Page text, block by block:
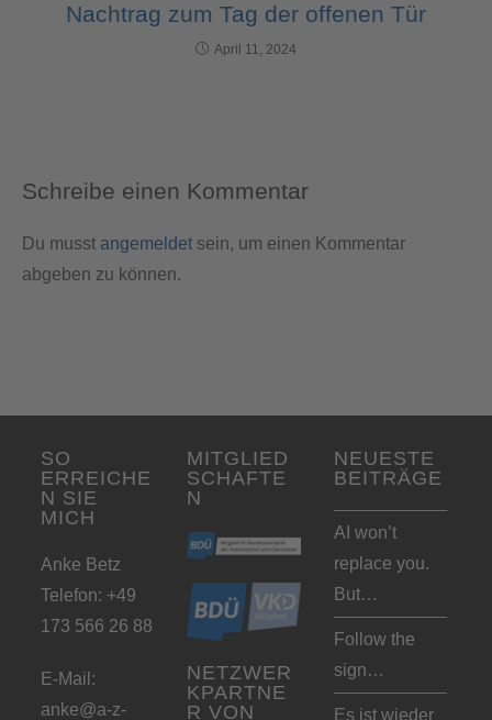
Nachtrag zum Tag der offenen Tür
April 11, 2024
Schreibe einen Kommentar
Du musst angemeldet sein, um einen Kommentar
abgeben zu können.
SO
ERREICHE
N SIE
MICH
Anke Betz
Telefon: +49
173 566 26 88
E-Mail:
anke@a-z-
MITGLIED
SCHAFTE
N
NETZWER
KPARTNE
R VON
NEUESTE
BEITRÄGE
AI won’t
replace you.
But…
Follow the
sign…
Es ist wieder